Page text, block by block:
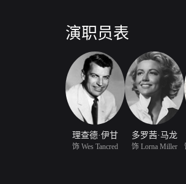
演职员表
理查德·伊甘
饰 Wes Tancred
多罗茜·马龙
饰 Lorna Miller